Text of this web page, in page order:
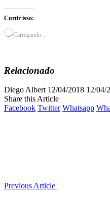
Curtir isso:
Carregando...
Relacionado
Diego Albert 12/04/2018 12/04/
Share this Article
Facebook Twitter Whatsapp
Previous Article